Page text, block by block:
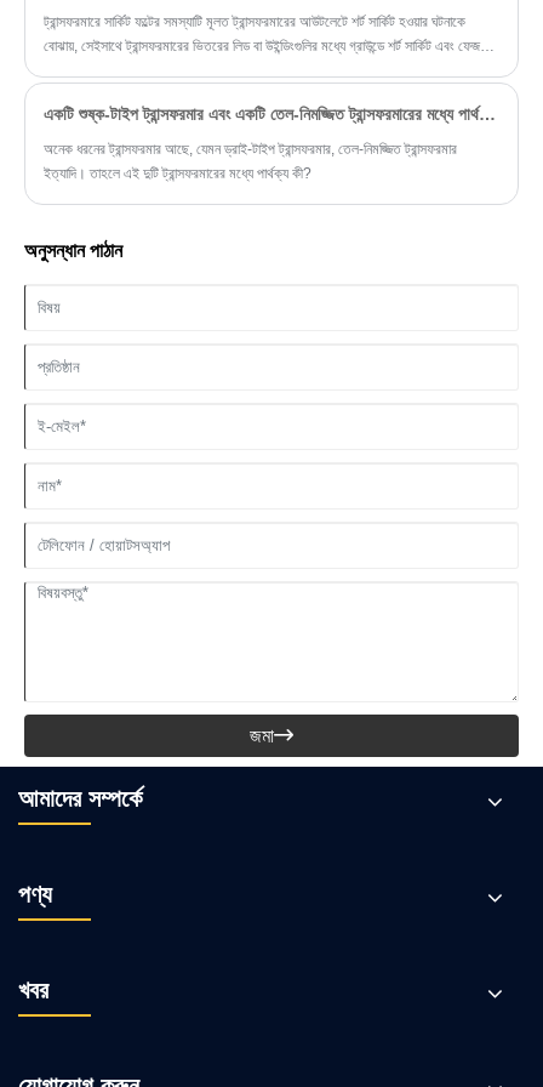
ট্রান্সফরমারে সার্কিট ফল্টের সমস্যাটি মূলত ট্রান্সফরমারের আউটলেটে শর্ট সার্কিট হওয়ার ঘটনাকে
বোঝায়, সেইসাথে ট্রান্সফরমারের ভিতরের লিড বা উইন্ডিংগুলির মধ্যে গ্রাউন্ডে শর্ট সার্কিট এবং ফেজ
রয়েছে।
একটি শুষ্ক-টাইপ ট্রান্সফরমার এবং একটি তেল-নিমজ্জিত ট্রান্সফরমারের মধ্যে পার্থক্য কী?
অনেক ধরনের ট্রান্সফরমার আছে, যেমন ড্রাই-টাইপ ট্রান্সফরমার, তেল-নিমজ্জিত ট্রান্সফরমার
ইত্যাদি। তাহলে এই দুটি ট্রান্সফরমারের মধ্যে পার্থক্য কী?
অনুসন্ধান পাঠান
জমা
আমাদের সম্পর্কে
পণ্য
খবর